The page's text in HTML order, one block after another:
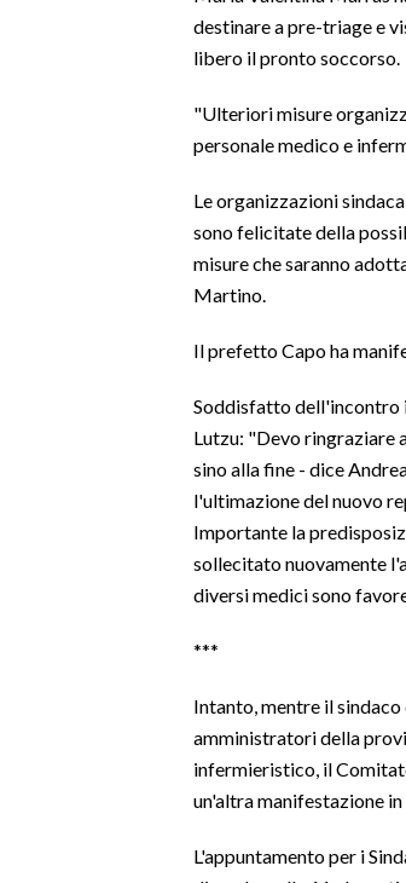
destinare a pre-triage e
libero il pronto soccorso.
"Ulteriori misure
personale medico e
Le organizzazioni
sono felicitate della
misure che saranno
Martino.
Il prefetto Capo ha
Soddisfatto dell'incontro
Lutzu: "Devo ringraziare
sino alla fine - dice
l'ultimazione del nuovo
Importante la
sollecitato nuovamente
diversi medici sono
***
Intanto, mentre il
amministratori della
infermieristico, il
un'altra manifestazione
L'appuntamento per i